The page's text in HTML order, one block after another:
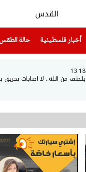
أخبار فلسطينية(current) حالة الطقس
13:18
بلطف من الله.. لا اصابات